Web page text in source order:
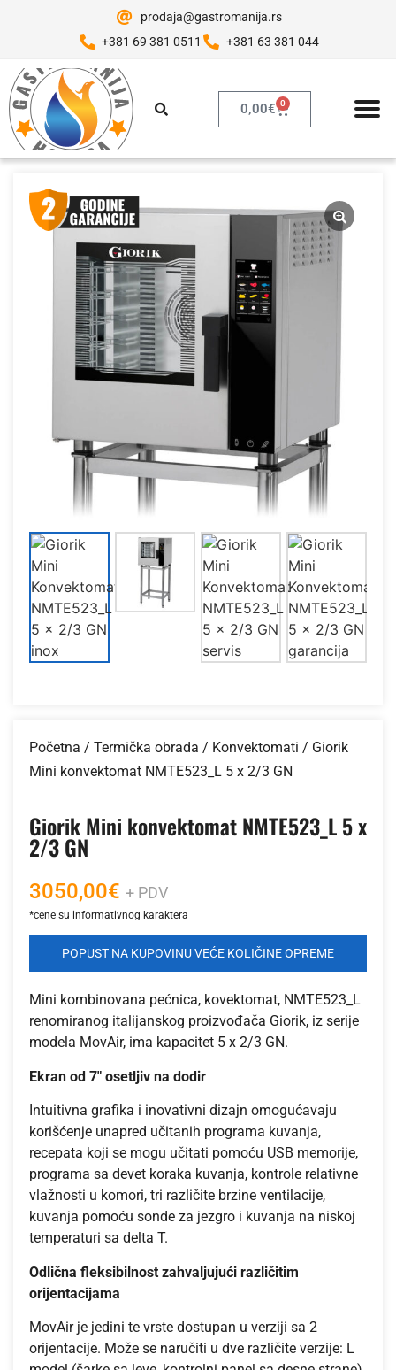
prodaja@gastromanija.rs
+381 69 381 0511
+381 63 381 044
0,00€ 0
Početna / Termička obrada / Konvektomati / Giorik
Mini konvektomat NMTE523_L 5 x 2/3 GN
Giorik Mini konvektomat NMTE523_L 5 x
2/3 GN
3050,00€ + PDV
POPUST NA KUPOVINU VEĆE KOLIČINE OPREME
Mini kombinovana pećnica, kovektomat, NMTE523_L
renomiranog italijanskog proizvođača Giorik, iz serije
modela MovAir, ima kapacitet 5 x 2/3 GN.
Ekran od 7″ osetljiv na dodir
Intuitivna grafika i inovativni dizajn omogućavaju
korišćenje unapred učitanih programa kuvanja,
recepata koji se mogu učitati pomoću USB memorije,
programa sa devet koraka kuvanja, kontrole relativne
vlažnosti u komori, tri različite brzine ventilacije,
kuvanja pomoću sonde za jezgro i kuvanja na niskoj
temperaturi sa delta T.
Odlična fleksibilnost zahvaljujući različitim
orijentacijama
MovAir je jedini te vrste dostupan u verziji sa 2
orijentacije. Može se naručiti u dve različite verzije: L